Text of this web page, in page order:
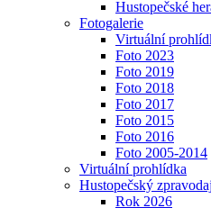
Hustopečské
Fotogalerie
Virtuální
Foto 2023
Foto 2019
Foto 2018
Foto 2017
Foto 2015
Foto 2016
Foto 2005-2014
Virtuální prohlídka
Hustopečský zpravodaj
Rok 2026